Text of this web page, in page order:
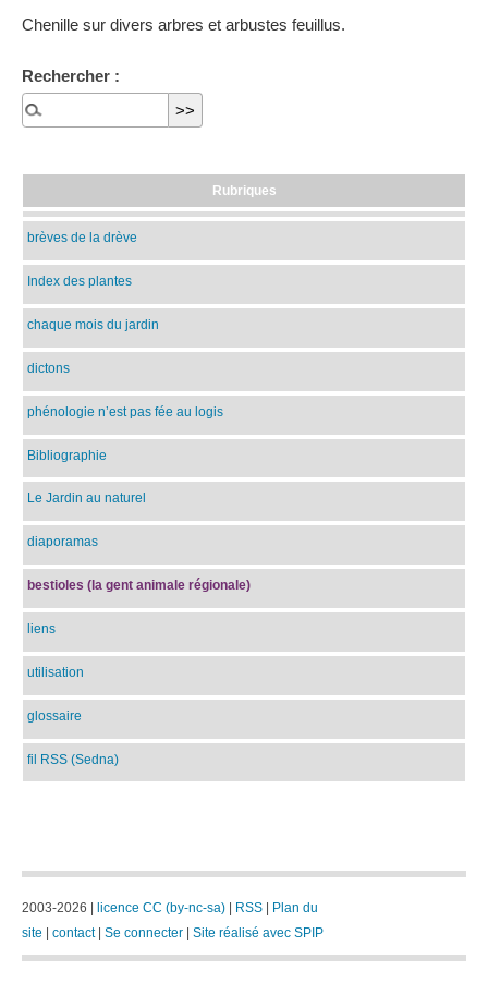
Chenille sur divers arbres et arbustes feuillus.
Rechercher :
Rubriques
brèves de la drève
Index des plantes
chaque mois du jardin
dictons
phénologie n’est pas fée au logis
Bibliographie
Le Jardin au naturel
diaporamas
bestioles (la gent animale régionale)
liens
utilisation
glossaire
fil RSS (Sedna)
2003-2026 | licence CC (by-nc-sa) | RSS | Plan du
site | contact| Se connecter | Site réalisé avec SPIP